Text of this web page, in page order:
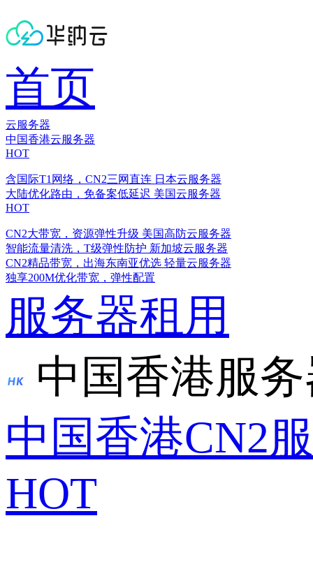
首页
云服务器
中国香港云服务器
HOT
含国际T1网络，CN2三网直连 日本云服务器
大陆优化路由，免备案低延迟 美国云服务器
HOT
CN2大带宽，资源弹性升级 美国高防云服务器
智能流量清洗，T级弹性防护 新加坡云服务器
CN2精品带宽，出海东南亚优选 轻量云服务器
独享200M优化带宽，弹性配置
服务器租用
中国香港服
中国香港CN2
HOT